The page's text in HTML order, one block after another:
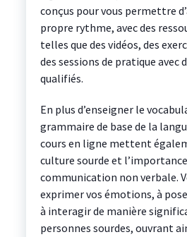
conçus pour vous permettre
propre rythme, avec des
telles que des vidéos, des
des sessions de pratique avec
qualifiés.
En plus d’enseigner le
grammaire de base de la
cours en ligne mettent
culture sourde et
communication non verbale.
exprimer vos émotions, à
à interagir de manière
personnes sourdes, ouvrant